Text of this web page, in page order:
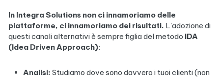
In Integra Solutions non ci innamoriamo delle
piattaforme, ci innamoriamo dei risultati. L'adozione di
questi canali alternativi è sempre figlia del metodo IDA
(Idea Driven Approach):
Analisi: Studiamo dove sono davvero i tuoi clienti (non